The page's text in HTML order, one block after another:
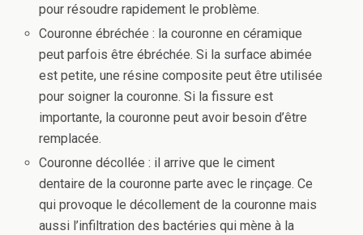
pour résoudre rapidement le problème.
Couronne ébréchée : la couronne en céramique
peut parfois être ébréchée. Si la surface abimée
est petite, une résine composite peut être utilisée
pour soigner la couronne. Si la fissure est
importante, la couronne peut avoir besoin d’être
remplacée.
Couronne décollée : il arrive que le ciment
dentaire de la couronne parte avec le rinçage. Ce
qui provoque le décollement de la couronne mais
aussi l’infiltration des bactéries qui mène à la